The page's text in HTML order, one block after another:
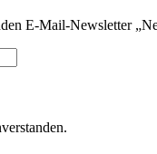
E-Mail-Newsletter